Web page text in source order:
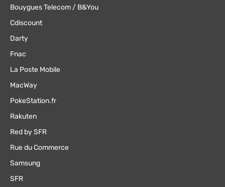
Bouygues Telecom / B&You
Cdiscount
Darty
Fnac
La Poste Mobile
MacWay
PokeStation.fr
Rakuten
Red by SFR
Rue du Commerce
Samsung
SFR